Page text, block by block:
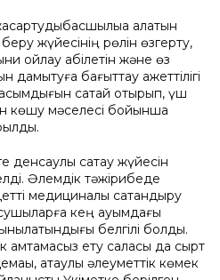
алатын
жүйесінің рөлін өзгерту,
ойлау қабілетін және өз
бағыттау қажеттілігі
сақтай отырып, үш
көшу мәселесі бойынша
денсаулық сақтау жүйесін
Әлемдік тәжірибеде
медициналық сақтандыру
кең ауқымдағы
белгілі болды.
қамтамасыз ету саласы да сырт
атаулы әлеуметтік көмек